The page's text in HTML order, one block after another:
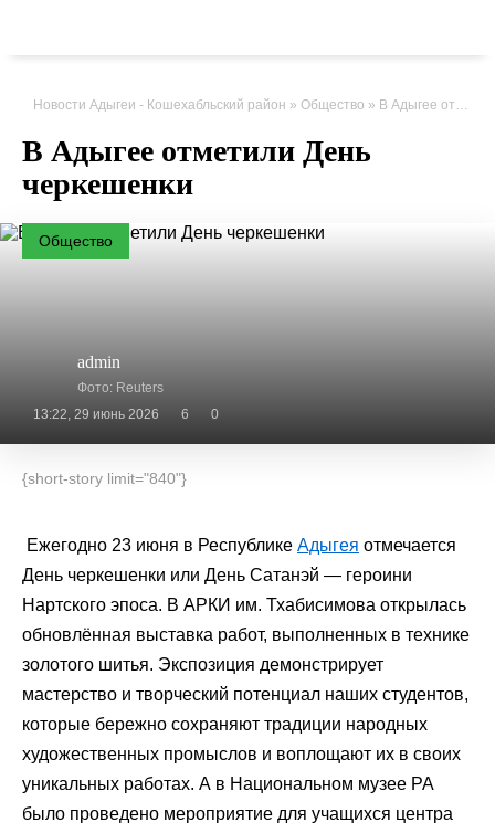
Новости Адыгеи - Кошехабльский район » Общество » В Адыгее отметили День черкешенки
В Адыгее отметили День
черкешенки
Общество
admin
Фото: Reuters
13:22, 29 июнь 2026
6 0
{short-story limit="840"}
Ежегодно 23 июня в Республике Адыгея отмечается
День черкешенки или День Сатанэй — героини
Нартского эпоса. В АРКИ им. Тхабисимова открылась
обновлённая выставка работ, выполненных в технике
золотого шитья. Экспозиция демонстрирует
мастерство и творческий потенциал наших студентов,
которые бережно сохраняют традиции народных
художественных промыслов и воплощают их в своих
уникальных работах. А в Национальном музее РА
было проведено мероприятие для учащихся центра